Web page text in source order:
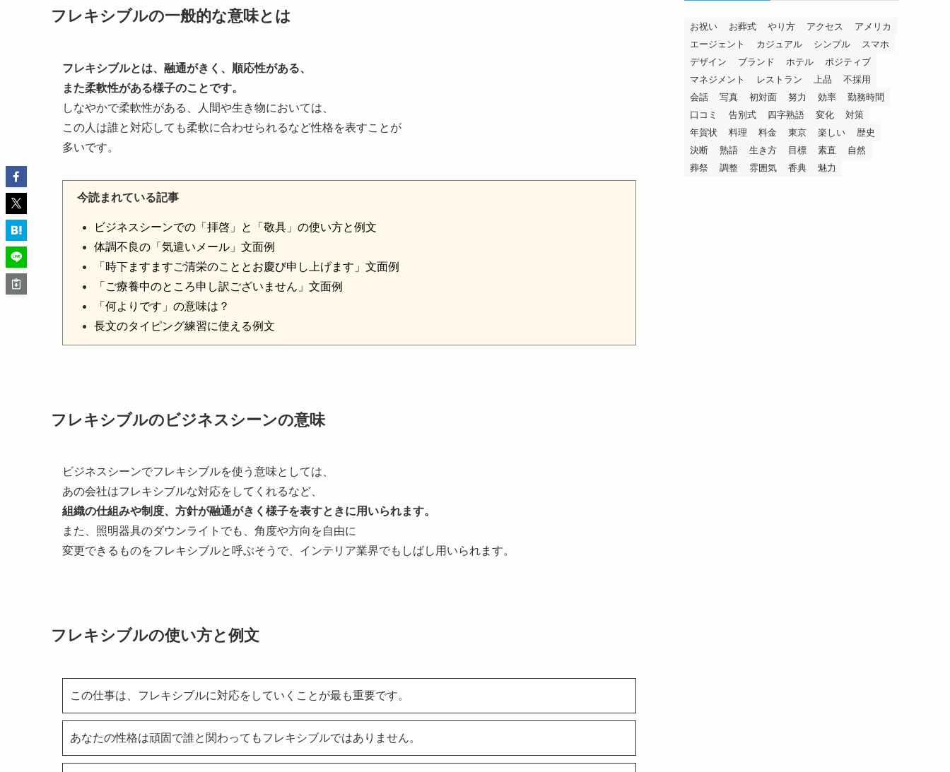
フレキシブルの一般的な意味とは
フレキシブルとは、融通がきく、順応性がある、
また柔軟性がある様子のことです。
しなやかで柔軟性がある、人間や生き物においては、
この人は誰と対応しても柔軟に合わせられるなど性格を表すことが
多いです。
今読まれている記事
ビジネスシーンでの「拝啓」と「敬具」の使い方と例文
体調不良の「気遣いメール」文面例
「時下ますますご清栄のこととお慶び申し上げます」文面例
「ご療養中のところ申し訳ございません」文面例
「何よりです」の意味は？
長文のタイピング練習に使える例文
フレキシブルのビジネスシーンの意味
ビジネスシーンでフレキシブルを使う意味としては、
あの会社はフレキシブルな対応をしてくれるなど、
組織の仕組みや制度、方針が融通がきく様子を表すときに用いられます。
また、照明器具のダウンライトでも、角度や方向を自由に
変更できるものをフレキシブルと呼ぶそうで、インテリア業界でもしばし用いられます。
フレキシブルの使い方と例文
この仕事は、フレキシブルに対応をしていくことが最も重要です。
あなたの性格は頑固で誰と関わってもフレキシブルではありません。
お祝い お葬式 やり方 アクセス
アメリカ
エージェント
カジュアル シンプル
スマホ
デザイン
ブランド ホテル
ポジティブ
マネジメント
レストラン 上品
不採用
会話
写真 初対面 努力 効率
勤務時間
口コミ
告別式 四字熟語 変化
対策
年賀状
料理 料金 東京 楽しい
歴史
決断
熟語 生き方 目標 素直
自然
葬祭
調整 雰囲気 香典 魅力